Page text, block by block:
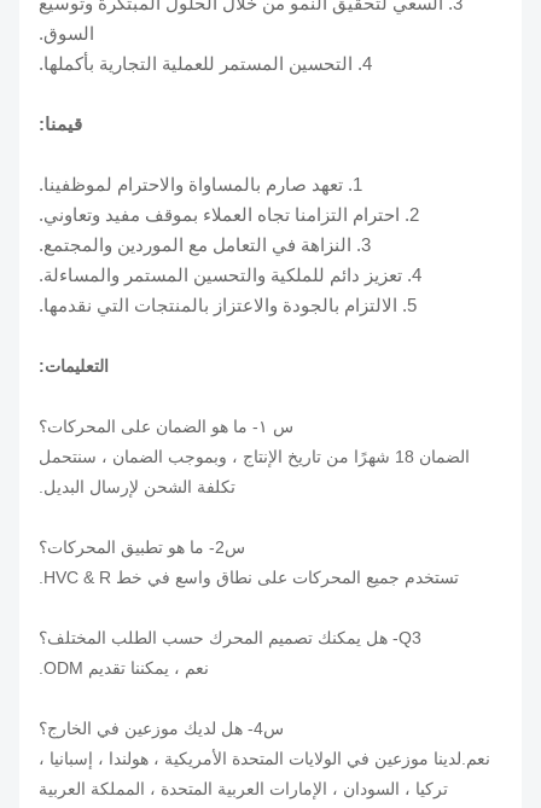
السوق.
قيمنا:
التعليمات:
الضمان 18 شهرًا من تاريخ الإنتاج ، وبموجب الضمان ، سنتحمل
تكلفة الشحن لإرسال البديل.
تستخدم جميع المحركات على نطاق واسع في خط HVC & R.
نعم ، يمكننا تقديم ODM.
نعم.لدينا موزعين في الولايات المتحدة الأمريكية ، هولندا ، إسبانيا ،
تركيا ، السودان ، الإمارات العربية المتحدة ، المملكة العربية